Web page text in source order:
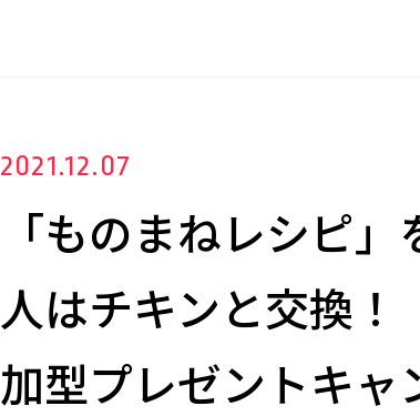
2021.12.07
「ものまねレシピ
人はチキンと交換
加型プレゼントキャ